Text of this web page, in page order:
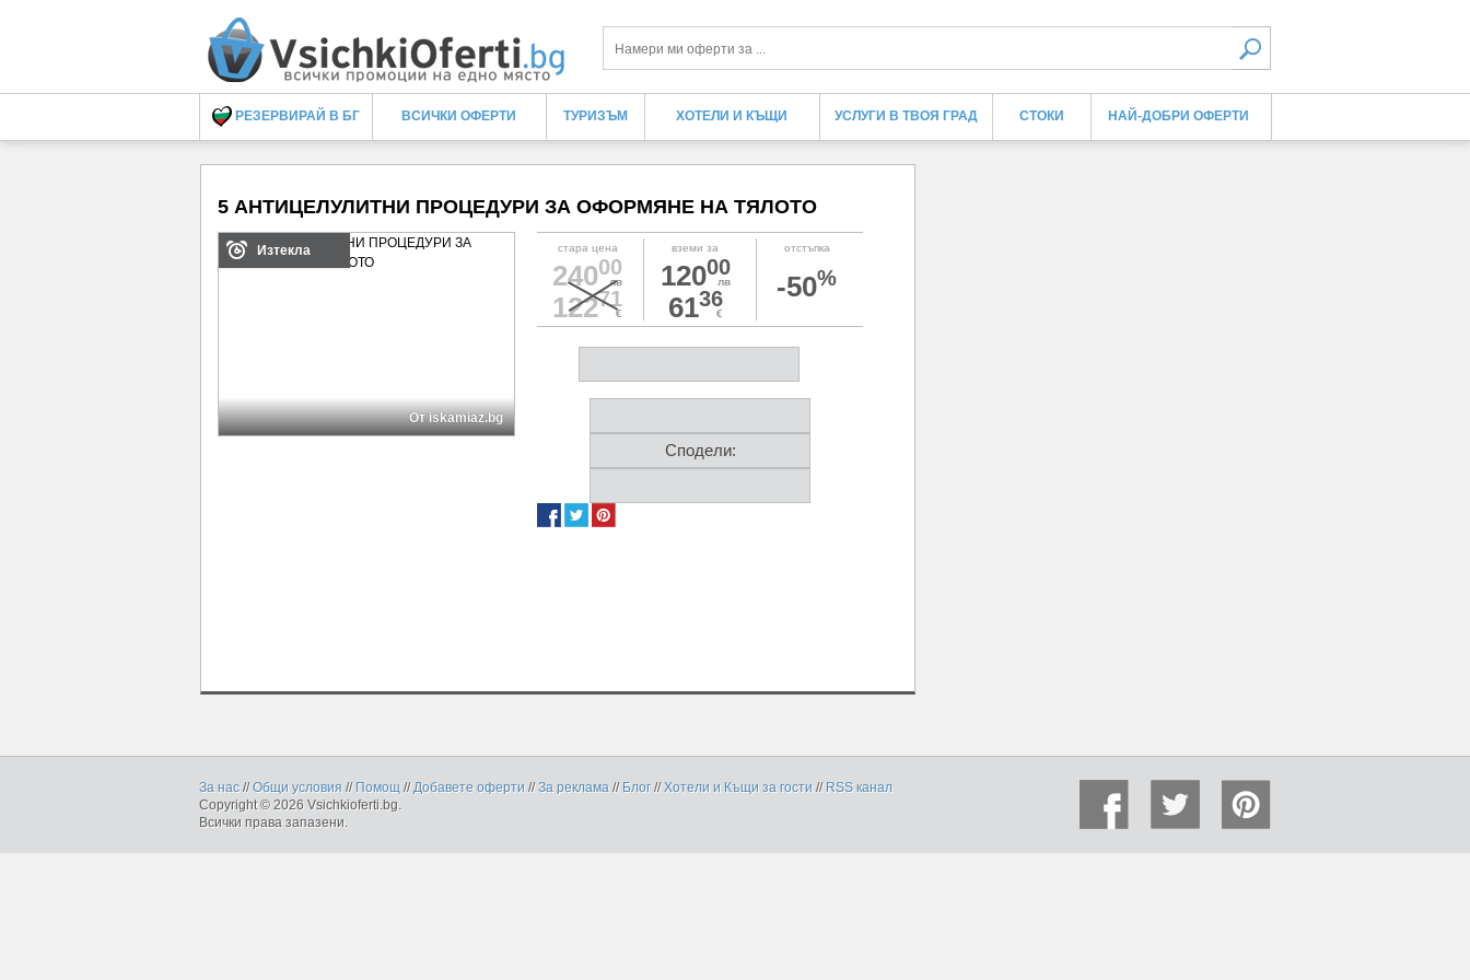
Търси
РЕЗЕРВИРАЙ В БГ ВСИЧКИ ОФЕРТИ ТУРИЗЪМ ХОТЕЛИ И КЪЩИ УСЛУГИ В ТВОЯ ГРАД СТОКИ НАЙ-ДОБРИ ОФЕРТИ
5 АНТИЦЕЛУЛИТНИ ПРОЦЕДУРИ ЗА ОФОРМЯНЕ НА ТЯЛОТО
Изтекла
От iskamiaz.bg
стара цена
24000
лв
12271
€
вземи за
12000
лв
6136
€
отстъпка
-50%
Сподели:
За нас //Общи условия // Помощ //Добавете оферти //За реклама // Блог //Хотели и Къщи за гости // RSS канал
Copyright © 2026 Vsichkioferti.bg.
Всички права запазени.